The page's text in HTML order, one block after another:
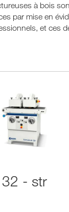
à bois
par mise en
et ces
- str